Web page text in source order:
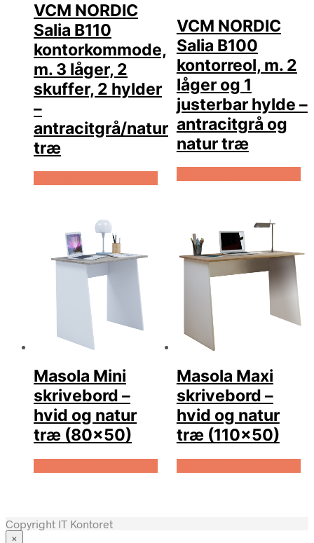
VCM NORDIC
Salia B110
kontorkommode,
m. 3 låger, 2
skuffer, 2 hylder
–
antracitgrå/natur
træ
VCM NORDIC
Salia B100
kontorreol, m. 2
låger og 1
justerbar hylde –
antracitgrå og
natur træ
Masola Mini
skrivebord –
hvid og natur
træ (80×50)
Masola Maxi
skrivebord –
hvid og natur
træ (110×50)
Copyright IT Kontoret
×